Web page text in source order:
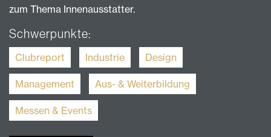
zum Thema Innenausstatter.
Schwerpunkte:
Clubreport Industrie Design
Management Aus- & Weiterbildung
Messen & Events